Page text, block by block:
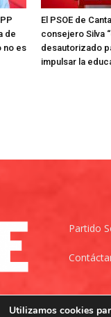
de
no es
El PSOE de
consejero Silva
desautorizado
impulsar la
Partido
Utilizamos cookies